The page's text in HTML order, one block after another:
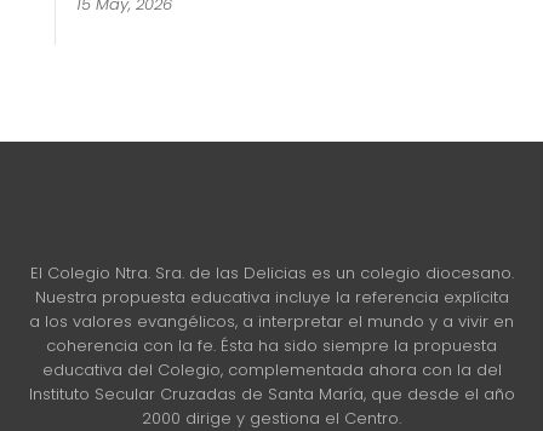
El Colegio Ntra. Sra. de las Delicias es un colegio diocesano.
Nuestra propuesta educativa incluye la referencia explícita
a los valores evangélicos, a interpretar el mundo y a vivir en
coherencia con la fe. Ésta ha sido siempre la propuesta
educativa del Colegio, complementada ahora con la del
Instituto Secular Cruzadas de Santa María, que desde el año
2000 dirige y gestiona el Centro.